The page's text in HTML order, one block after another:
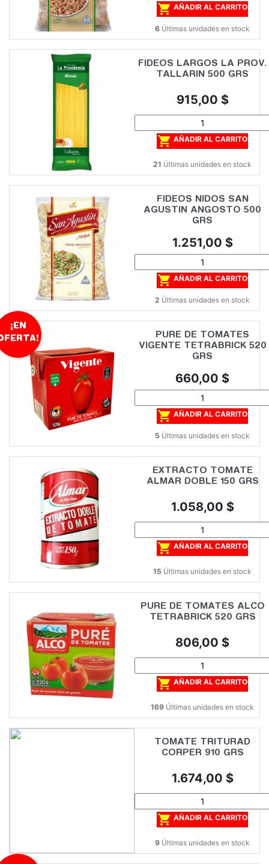
 AÑADIR AL CARRITO
6 Últimas unidades en stock
FIDEOS LARGOS LA PROV.
TALLARIN 500 GRS
Precio
915,00 $
 AÑADIR AL CARRITO
21 Últimas unidades en stock
FIDEOS NIDOS SAN
AGUSTIN ANGOSTO 500
GRS
Precio
1.251,00 $
 AÑADIR AL CARRITO
2 Últimas unidades en stock
PURE DE TOMATES
VIGENTE TETRABRICK 520
GRS
Precio
660,00 $
 AÑADIR AL CARRITO
5 Últimas unidades en stock
¡EN
EXTRACTO TOMATE
ALMAR DOBLE 150 GRS
Precio
1.058,00 $
 AÑADIR AL CARRITO
15 Últimas unidades en stock
PURE DE TOMATES ALCO
TETRABRICK 520 GRS
Precio
806,00 $
 AÑADIR AL CARRITO
169 Últimas unidades en stock
TOMATE TRITURAD
CORPER 910 GRS
Precio
1.674,00 $
 AÑADIR AL CARRITO
9 Últimas unidades en stock